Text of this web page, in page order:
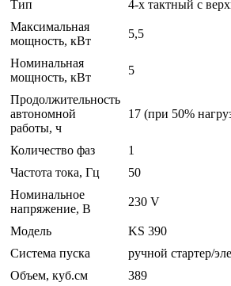
Тип
4-х тактный с
Максимальная
мощность, кВт
5,5
Номинальная
мощность, кВт
5
Продолжительность
автономной
работы, ч
17 (при 50%
Количество фаз
1
Частота тока, Гц
50
Номинальное
напряжение, В
230 V
Модель
KS 390
Система пуска
ручной стартер/
Объем, куб.см
389